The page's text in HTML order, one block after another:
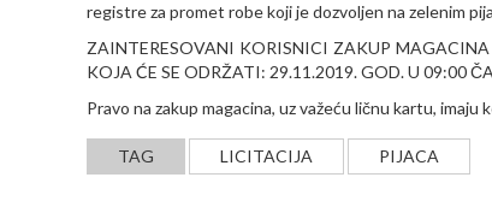
registre za promet robe koji je dozvoljen na zelenim
ZAINTERESOVANI KORISNICI ZAKUP
KOJA ĆE SE ODRŽATI: 29.11.2019. GOD. U 09:00
Pravo na zakup magacina, uz važeću ličnu kartu,
TAG LICITACIJA PIJACA